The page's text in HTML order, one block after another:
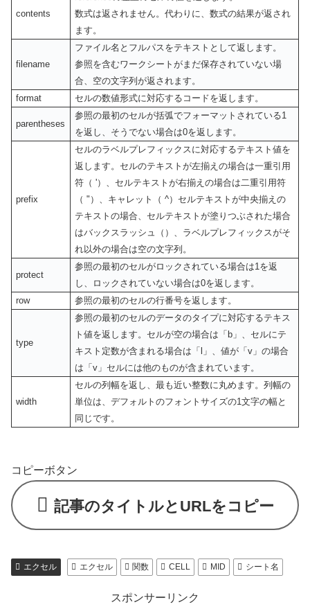
contents
数式は返されません。代わりに、数式の結果が返され
ます。
filename
ファイル名とフルパスをテキストとして返します。
参照を含むワークシートがまだ保存されていない場
合、空の文字列が返されます。
format
セルの数値形式に対応するコードを返します。
parentheses
参照の最初のセルが括弧でフォーマットされている1
を返し、そうでない場合は0を返します。
prefix
セルのラベルプレフィックスに対応するテキスト値を
返します。セルのテキストが左揃えの場合は一重引用
符（ '）、セルテキストが右揃えの場合は二重引用符
（ "）、キャレット（ ^）セルテキストが中央揃えの
テキストの場合、セルテキストが塗りつぶされた場合
はバックスラッシュ（）、ラベルプレフィックスがそ
れ以外の場合は空の文字列。
protect
参照の最初のセルがロックされている場合は1を返
し、ロックされていない場合は0を返します。
row
参照の最初のセルの行番号を返します。
type
参照の最初のセルのデータのタイプに対応するテキス
ト値を返します。セルが空の場合は「b」、セルにテ
キスト定数が含まれる場合は「l」、値が「v」の場合
は「v」セルには他のものが含まれています。
width
セルの列幅を返し、最も近い整数に丸めます。列幅の
単位は、デフォルトのフォントサイズの1文字の幅と
同じです。
コピーボタン
記事のタイトルとURLをコピー
エクセル エクセル 関数 CELL MID シート名
スポンサーリンク